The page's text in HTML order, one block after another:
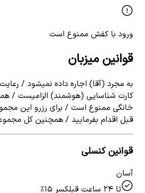
ورود با کفش ممنوع است
قوانین میزبان
به مجرد (آقا) اجاره داده نمیشود /
کارت شناسایی (هوشمند) الزامیست /
خانگی ممنوع است / برای رزرو این
قبل اقدام بفرمایید / همچنین کل
قوانین کنسلی
آسان
تا ۲۴ ساعت قبل
کسر ۱۵٪